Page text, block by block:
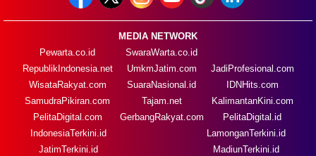
MEDIA NETWORK
Pewarta.co.id
RepublikIndonesia.net
WisataRakyat.com
SamudraPikiran.com
PelitaDigital.com
SwaraWarta.co.id
UmkmJatim.com
SuaraNasional.id
Tajam.net
GerbangRakyat.com
JadiProfesional.com
IDNHits.com
KalimantanKini.com
PelitaDigital.id
IndonesiaTerkini.id
JatimTerkini.id
LamonganTerkini.id
MadiunTerkini.id